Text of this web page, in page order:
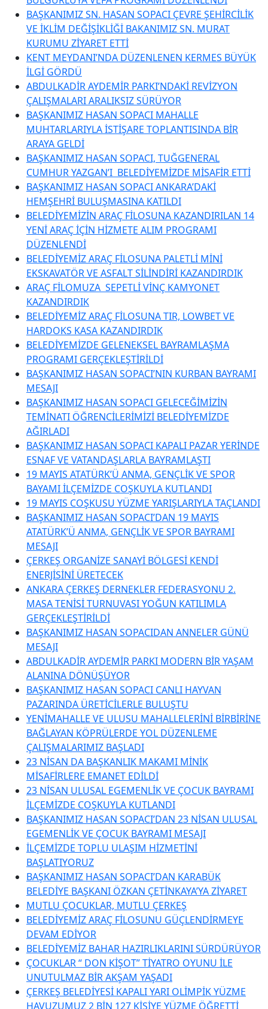
BAŞKANIMIZ SN. HASAN SOPACI ÇEVRE ŞEHİRCİLİK
VE İKLİM DEĞİŞİKLİĞİ BAKANIMIZ SN. MURAT
KURUMU ZİYARET ETTİ
KENT MEYDANI’NDA DÜZENLENEN KERMES BÜYÜK
İLGİ GÖRDÜ
ABDULKADİR AYDEMİR PARKI’NDAKİ REVİZYON
ÇALIŞMALARI ARALIKSIZ SÜRÜYOR
BAŞKANIMIZ HASAN SOPACI MAHALLE
MUHTARLARIYLA İSTİŞARE TOPLANTISINDA BİR
ARAYA GELDİ
BAŞKANIMIZ HASAN SOPACI, TUĞGENERAL
CUMHUR YAZGAN’I BELEDİYEMİZDE MİSAFİR ETTİ
BAŞKANIMIZ HASAN SOPACI ANKARA’DAKİ
HEMŞEHRİ BULUŞMASINA KATILDI
BELEDİYEMİZİN ARAÇ FİLOSUNA KAZANDIRILAN 14
YENİ ARAÇ İÇİN HİZMETE ALIM PROGRAMI
DÜZENLENDİ
BELEDİYEMİZ ARAÇ FİLOSUNA PALETLİ MİNİ
EKSKAVATÖR VE ASFALT SİLİNDİRİ KAZANDIRDIK
ARAÇ FİLOMUZA SEPETLİ VİNÇ KAMYONET
KAZANDIRDIK
BELEDİYEMİZ ARAÇ FİLOSUNA TIR, LOWBET VE
HARDOKS KASA KAZANDIRDIK
BELEDİYEMİZDE GELENEKSEL BAYRAMLAŞMA
PROGRAMI GERÇEKLEŞTİRİLDİ
BAŞKANIMIZ HASAN SOPACI’NIN KURBAN BAYRAMI
MESAJI
BAŞKANIMIZ HASAN SOPACI GELECEĞİMİZİN
TEMİNATI ÖĞRENCİLERİMİZİ BELEDİYEMİZDE
AĞIRLADI
BAŞKANIMIZ HASAN SOPACI KAPALI PAZAR YERİNDE
ESNAF VE VATANDAŞLARLA BAYRAMLAŞTI
19 MAYIS ATATÜRK’Ü ANMA, GENÇLİK VE SPOR
BAYAMI İLÇEMİZDE COŞKUYLA KUTLANDI
19 MAYIS COŞKUSU YÜZME YARIŞLARIYLA TAÇLANDI
BAŞKANIMIZ HASAN SOPACI’DAN 19 MAYIS
ATATÜRK’Ü ANMA, GENÇLİK VE SPOR BAYRAMI
MESAJI
ÇERKEŞ ORGANİZE SANAYİ BÖLGESİ KENDİ
ENERJİSİNİ ÜRETECEK
ANKARA ÇERKEŞ DERNEKLER FEDERASYONU 2.
MASA TENİSİ TURNUVASI YOĞUN KATILIMLA
GERÇEKLEŞTİRİLDİ
BAŞKANIMIZ HASAN SOPACIDAN ANNELER GÜNÜ
MESAJI
ABDULKADİR AYDEMİR PARKI MODERN BİR YAŞAM
ALANINA DÖNÜŞÜYOR
BAŞKANIMIZ HASAN SOPACI CANLI HAYVAN
PAZARINDA ÜRETİCİLERLE BULUŞTU
YENİMAHALLE VE ULUSU MAHALLELERİNİ BİRBİRİNE
BAĞLAYAN KÖPRÜLERDE YOL DÜZENLEME
ÇALIŞMALARIMIZ BAŞLADI
23 NİSAN DA BAŞKANLIK MAKAMI MİNİK
MİSAFİRLERE EMANET EDİLDİ
23 NİSAN ULUSAL EGEMENLİK VE ÇOCUK BAYRAMI
İLÇEMİZDE COŞKUYLA KUTLANDI
BAŞKANIMIZ HASAN SOPACI’DAN 23 NİSAN ULUSAL
EGEMENLİK VE ÇOCUK BAYRAMI MESAJI
İLÇEMİZDE TOPLU ULAŞIM HİZMETİNİ
BAŞLATIYORUZ
BAŞKANIMIZ HASAN SOPACI’DAN KARABÜK
BELEDİYE BAŞKANI ÖZKAN ÇETİNKAYA’YA ZİYARET
MUTLU ÇOCUKLAR, MUTLU ÇERKEŞ
BELEDİYEMİZ ARAÇ FİLOSUNU GÜÇLENDİRMEYE
DEVAM EDİYOR
BELEDİYEMİZ BAHAR HAZIRLIKLARINI SÜRDÜRÜYOR
ÇOCUKLAR “ DON KİŞOT” TİYATRO OYUNU İLE
UNUTULMAZ BİR AKŞAM YAŞADI
ÇERKEŞ BELEDİYESİ KAPALI YARI OLİMPİK YÜZME
HAVUZUMUZ 2 BİN 127 KİŞİYE YÜZME ÖĞRETTİ